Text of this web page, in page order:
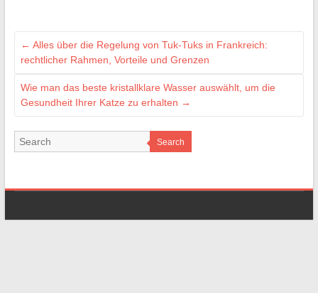
← Alles über die Regelung von Tuk-Tuks in Frankreich:
rechtlicher Rahmen, Vorteile und Grenzen
Wie man das beste kristallklare Wasser auswählt, um die
Gesundheit Ihrer Katze zu erhalten →
Search